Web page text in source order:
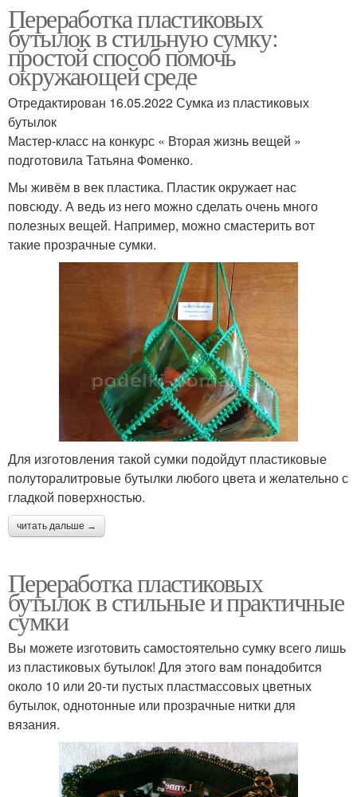
Переработка пластиковых
бутылок в стильную сумку:
простой способ помочь
окружающей среде
Отредактирован 16.05.2022 Сумка из пластиковых
бутылок
Мастер-класс на конкурс « Вторая жизнь вещей »
подготовила Татьяна Фоменко.
Мы живём в век пластика. Пластик окружает нас
повсюду. А ведь из него можно сделать очень много
полезных вещей. Например, можно смастерить вот
такие прозрачные сумки.
Для изготовления такой сумки подойдут пластиковые
полуторалитровые бутылки любого цвета и желательно с
гладкой поверхностью.
читать дальше →
Переработка пластиковых
бутылок в стильные и практичные
сумки
Вы можете изготовить самостоятельно сумку всего лишь
из пластиковых бутылок! Для этого вам понадобится
около 10 или 20-ти пустых пластмассовых цветных
бутылок, однотонные или прозрачные нитки для
вязания.